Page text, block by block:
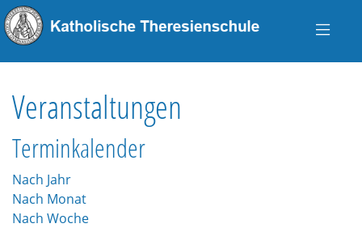
Veranstaltungen
Terminkalender
Nach Jahr
Nach Monat
Nach Woche